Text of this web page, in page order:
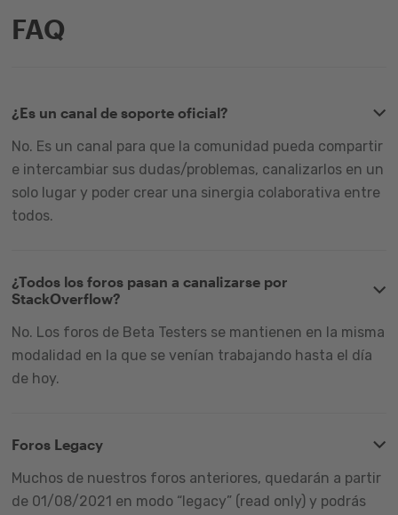
FAQ
¿Es un canal de soporte oficial?
No. Es un canal para que la comunidad pueda compartir
e intercambiar sus dudas/problemas, canalizarlos en un
solo lugar y poder crear una sinergia colaborativa entre
todos.
¿Todos los foros pasan a canalizarse por
StackOverflow?
No. Los foros de Beta Testers se mantienen en la misma
modalidad en la que se venían trabajando hasta el día
de hoy.
Foros Legacy
Muchos de nuestros foros anteriores, quedarán a partir
de 01/08/2021 en modo “legacy” (read only) y podrás